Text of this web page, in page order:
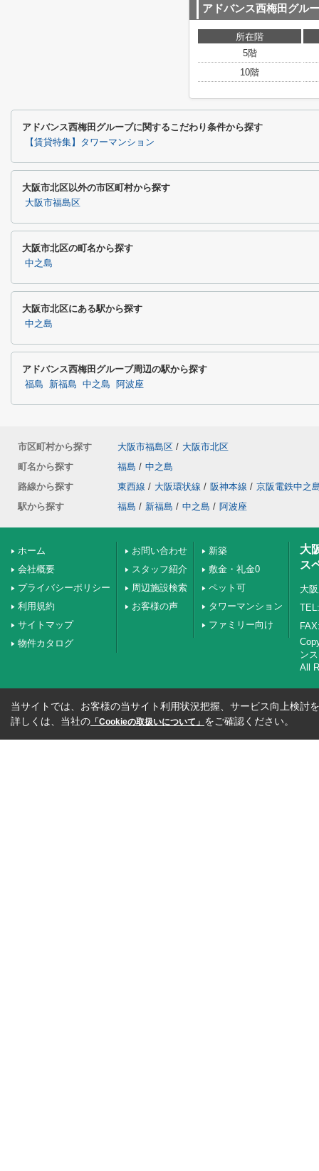
アドバンス西梅田グル
所在階
5階
10階
アドバンス西梅田グルーブに関するこだわり条件から探す
【賃貸特集】タワーマンション
大阪市北区以外の市区町村から探す
大阪市福島区
大阪市北区の町名から探す
中之島
大阪市北区にある駅から探す
中之島
アドバンス西梅田グルーブ周辺の駅から探す
福島 新福島 中之島 阿波座
市区町村から探す 大阪市福島区 / 大阪市北区
町名から探す
福島 / 中之島
路線から探す
東西線 / 大阪環状線 / 阪神本線 / 京阪電鉄中之
駅から探す
福島 / 新福島 / 中之島 / 阿波座
ホーム
会社概要
プライバシーポリシー
利用規約
サイトマップ
物件カタログ
お問い合わせ
スタッフ紹介
周辺施設検索
お客様の声
新築
敷金・礼金0
ペット可
タワーマンション
ファミリー向け
大
ス
大
ンス
All
当サイトでは、お客様の当サイト利用状況把握、サービス向上検討
詳しくは、当社の 「Cookieの取扱いについて」 をご確認ください。